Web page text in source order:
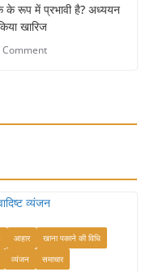
के रूप में प्रभावी है? अध्ययन
खारिज
Comment
आहार
खाना पकाने की विधि
व्यंजन समाचार